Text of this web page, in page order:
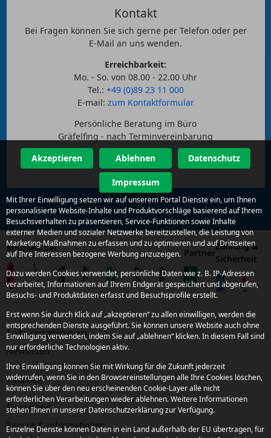
Kontakt
Bei Fragen können Sie sich gerne per Telefon oder per
E-Mail an uns wenden.
Erreichbarkeit:
Mo. - So. von 08.00 - 22.00 Uhr
Tel.: +49 (0)89 23 11 000
E-mail: zum Kontaktformular
Persönliche Beratung im Büro
Gräfelfing - nach Terminvereinbarung
Mitglied bei Partner
Zahlung &
Sicherheit
Informationen
Newsletter
Kroatien Reise-Magazin
Kataloge
Services
Service & Informationen
Akzeptieren Ablehnen Datenschutz
Impressum
Mit Ihrer Einwilligung setzen wir auf unserem Portal Dienste ein, um Ihnen
personalisierte Website-Inhalte und Produktvorschläge basierend auf Ihrem
Besuchsverhalten zu präsentieren, Service-Funktionen sowie Inhalte
externer Medien und sozialer Netzwerke bereitzustellen, die Leistung von
Marketing-Maßnahmen zu erfassen und zu optimieren und auf Drittseiten
auf Ihre Interessen bezogene Werbung anzuzeigen.
Dazu werden Cookies verwendet, persönliche Daten wie z. B. IP-Adressen
verarbeitet, Informationen auf Ihrem Endgerät gespeichert und abgerufen,
Besuchs- und Produktdaten erfasst und Besuchsprofile erstellt.
Erst wenn Sie durch Klick auf „akzeptieren“ zu allen einwilligen, werden die
entsprechenden Dienste ausgeführt. Sie können unsere Website auch ohne
Einwilligung verwenden, indem Sie auf „ablehnen“ klicken. In diesem Fall sind
nur erforderliche Technologien aktiv.
Ihre Einwilligung können Sie mit Wirkung für die Zukunft jederzeit
widerrufen, wenn Sie in den Browsereinstellungen alle Ihre Cookies löschen,
können Sie über den neu erscheinenden Cookie-Layer alle nicht
erforderlichen Verarbeitungen wieder ablehnen. Weitere Informationen
stehen Ihnen in unserer Datenschutzerklärung zur Verfügung.
Einzelne Dienste können Daten in ein Land außerhalb der EU übertragen, für